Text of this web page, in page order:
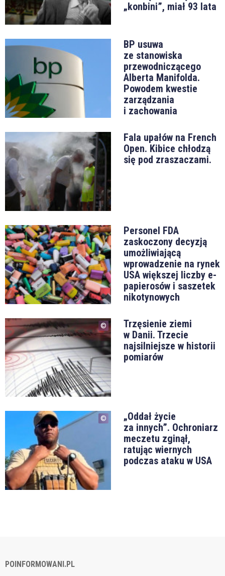
„konbini”, miał 93 lata
BP usuwa
ze stanowiska
przewodniczącego
Alberta Manifolda.
Powodem kwestie
zarządzania
i zachowania
Fala upałów na French
Open. Kibice chłodzą
się pod zraszaczami.
Personel FDA
zaskoczony decyzją
umożliwiającą
wprowadzenie na rynek
USA większej liczby e-
papierosów i saszetek
nikotynowych
Trzęsienie ziemi
w Danii. Trzecie
najsilniejsze w historii
pomiarów
„Oddał życie
za innych”. Ochroniarz
meczetu zginął,
ratując wiernych
podczas ataku w USA
POINFORMOWANI.PL